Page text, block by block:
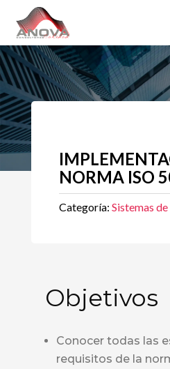
NORMA ISO
Categoría: Sistemas
Objetivos
Conocer todas las
requisitos de la